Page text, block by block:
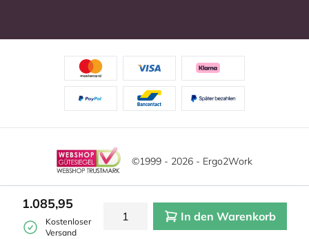
1.085,95
Kostenloser
Versand
In den Warenkorb
©1999 - 2026 - Ergo2Work
Haftungsausschluss
Allgemeine Geschäftsbedingungen
Cookie-Einstellungen
Diese Website verwendet Cookies. Lesen Sie unsere
Datenschutzerklärung für weitere Informationen.Mehr
|Verstecken